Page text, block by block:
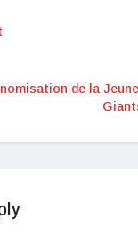
de la